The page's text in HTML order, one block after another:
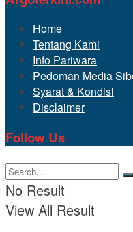
Home
Tentang Kami
Info Pariwara
Pedoman Media
Syarat & Kondisi
Disclaimer
Follow Us
No Result
View All Result